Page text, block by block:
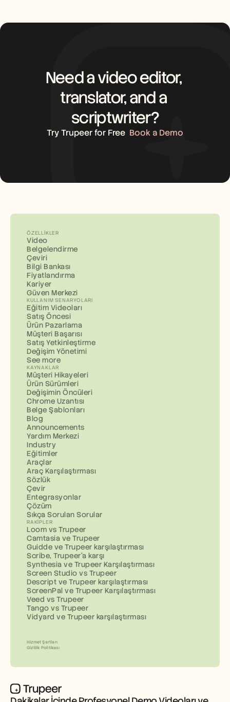
Need a video editor,
translator, and a
scriptwriter?
Try Trupeer for Free Book a Demo
ÖZELLIKLER
Video
Belgelendirme
Çeviri
Bilgi Bankası
Fiyatlandırma
Kariyer
Güven Merkezi
KULLANIM SENARYOLARI
Eğitim Videoları
Satış Öncesi
Ürün Pazarlama
Müşteri Başarısı
Satış Yetkinleştirme
Değişim Yönetimi
See more
KAYNAKLAR
Müşteri Hikayeleri
Ürün Sürümleri
Değişimin Öncüleri
Chrome Uzantısı
Belge Şablonları
Blog
Announcements
Yardım Merkezi
Industry
Eğitimler
Araçlar
Araç Karşılaştırması
Sözlük
Çevir
Entegrasyonlar
Çözüm
Sıkça Sorulan Sorular
RAKIPLER
Loom vs Trupeer
Camtasia ve Trupeer
Guidde ve Trupeer karşılaştırması
Scribe, Trupeer'a karşı
Synthesia ve Trupeer Karşılaştırması
Screen Studio vs Trupeer
Descript ve Trupeer karşılaştırması
ScreenPal ve Trupeer Karşılaştırması
Veed vs Trupeer
Tango vs Trupeer
Vidyard ve Trupeer karşılaştırması
Hizmet Şartları
Gizlilik Politikası